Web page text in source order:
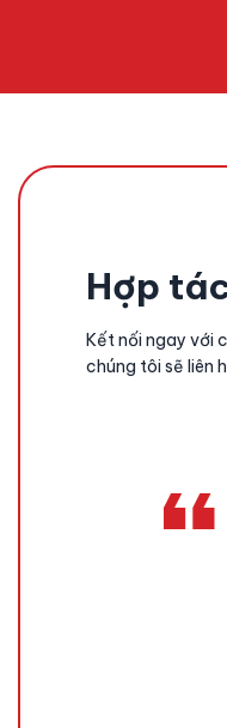
Hợp
Kết nối ngay với
chúng tôi sẽ liên